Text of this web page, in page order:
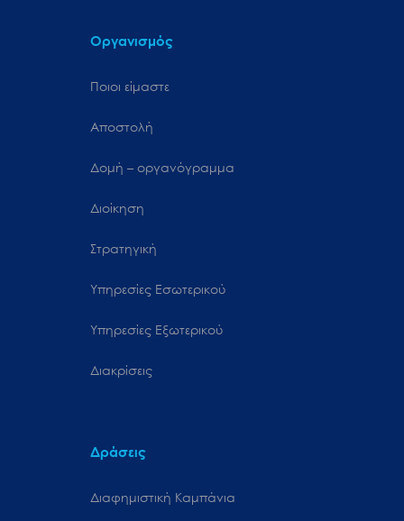
Οργανισμός
Ποιοι είμαστε
Αποστολή
Δομή – οργανόγραμμα
Διοίκηση
Στρατηγική
Υπηρεσίες Εσωτερικού
Υπηρεσίες Εξωτερικού
Διακρίσεις
Δράσεις
Διαφημιστική Καμπάνια